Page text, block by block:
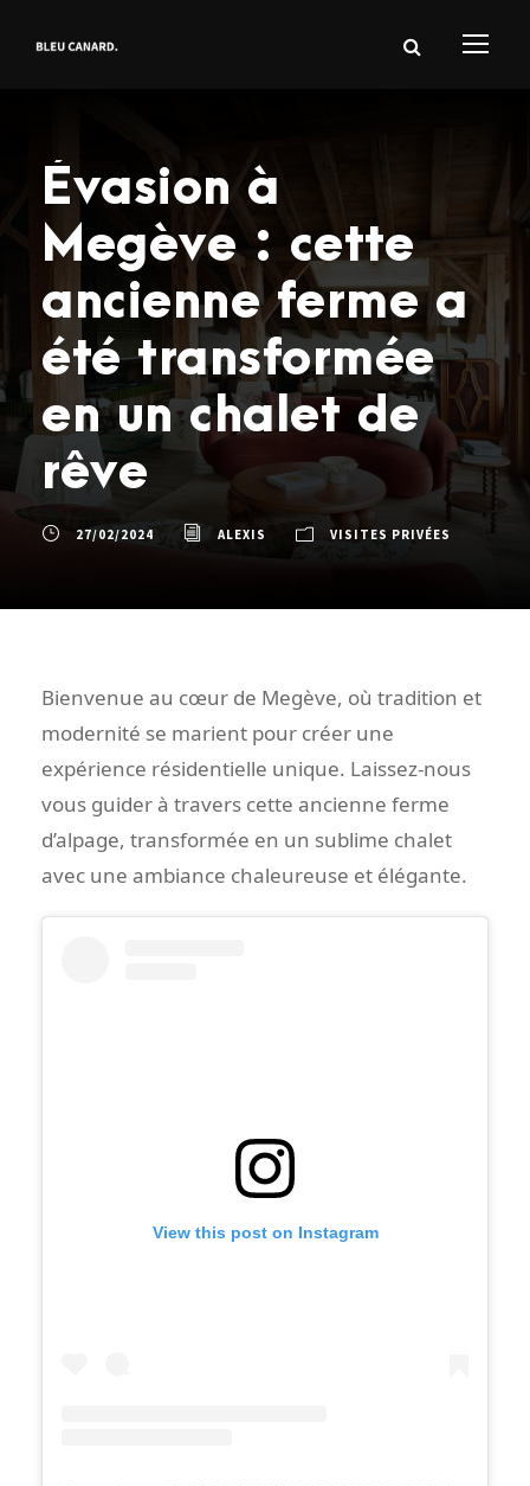
Évasion à
Megève : cette
ancienne ferme a
été transformée
en un chalet de
rêve
27/02/2024 ALEXIS VISITES PRIVÉES
Bienvenue au cœur de Megève, où tradition et
modernité se marient pour créer une
expérience résidentielle unique. Laissez-nous
vous guider à travers cette ancienne ferme
d’alpage, transformée en un sublime chalet
avec une ambiance chaleureuse et élégante.
View this post on Instagram